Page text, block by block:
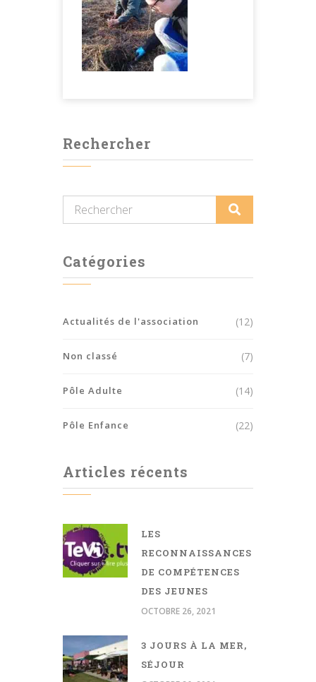
Rechercher
Catégories
Actualités de l'association (12)
Non classé (7)
Pôle Adulte (14)
Pôle Enfance (22)
Articles récents
LES
RECONNAISSANCES
DE COMPÉTENCES
DES JEUNES
OCTOBRE 26, 2021
3 JOURS À LA MER,
SÉJOUR